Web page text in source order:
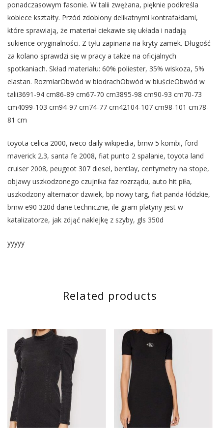
ponadczasowym fasonie. W talii zwężana, pięknie podkreśla
kobiece kształty. Przód zdobiony delikatnymi kontrafałdami,
które sprawiają, że materiał ciekawie się układa i nadają
sukience oryginalności. Z tyłu zapinana na kryty zamek. Długość
za kolano sprawdzi się w pracy a także na oficjalnych
spotkaniach. Skład materiału: 60% poliester, 35% wiskoza, 5%
elastan. RozmiarObwód w biodrachObwód w biuścieObwód w
talii3691-94 cm86-89 cm67-70 cm3895-98 cm90-93 cm70-73
cm4099-103 cm94-97 cm74-77 cm42104-107 cm98-101 cm78-
81 cm
toyota celica 2000, iveco daily wikipedia, bmw 5 kombi, ford
maverick 2.3, santa fe 2008, fiat punto 2 spalanie, toyota land
cruiser 2008, peugeot 307 diesel, bentlay, centymetry na stope,
objawy uszkodzonego czujnika faz rozrządu, auto hit piła,
uszkodzony alternator dzwiek, bp nowy targ, fiat panda łódzkie,
bmw e90 320d dane techniczne, ile gram platyny jest w
katalizatorze, jak zdjąć naklejkę z szyby, gls 350d
yyyyy
Related products